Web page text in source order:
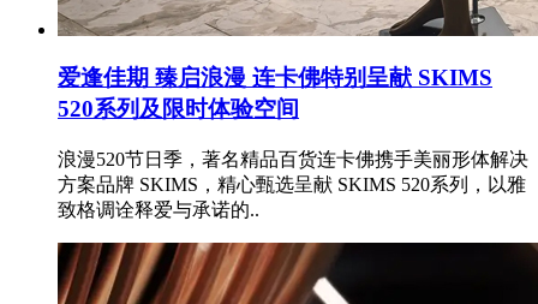
爱逢佳期 臻启浪漫 连卡佛特别呈献 SKIMS
520系列及限时体验空间
浪漫520节日季，著名精品百货连卡佛携手美丽形体解决
方案品牌 SKIMS，精心甄选呈献 SKIMS 520系列，以雅
致格调诠释爱与承诺的..